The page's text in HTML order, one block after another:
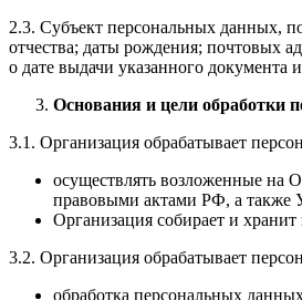
2.3. Субъект персональных данных,
отчества; даты рождения; почтовых
о дате выдачи указанного
Основания и цели обработки
3.1. Организация обрабатывает
осуществлять возложенные на
правовыми актами РФ, а также
Организация собирает и
3.2. Организация обрабатывает
обработка персональных